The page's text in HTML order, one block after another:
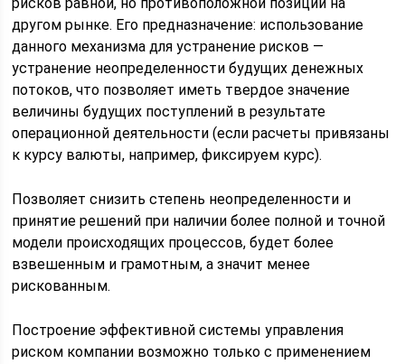
другом рынке. Его предназначение: использование
данного механизма для устранение рисков —
устранение неопределенности будущих денежных
потоков, что позволяет иметь твердое значение
величины будущих поступлений в результате
операционной деятельности (если расчеты привязаны
к курсу валюты, например, фиксируем курс).
Позволяет снизить степень неопределенности и
принятие решений при наличии более полной и точной
модели происходящих процессов, будет более
взвешенным и грамотным, а значит менее
рискованным.
Построение эффективной системы управления
риском компании возможно только с применением